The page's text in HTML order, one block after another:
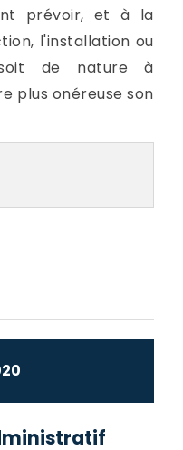
prévoir, et à la
l'installation ou
soit de nature à
plus onéreuse son